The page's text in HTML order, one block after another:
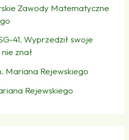
Zawody Matematyczne
Wyprzedził swoje
znał
Mariana Rejewskiego
Rejewskiego